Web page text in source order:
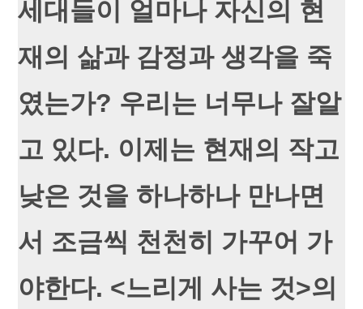
세대들이 얼마나 자신의 현
재의 삶과 감정과 생각을 죽
였는가? 우리는 너무나 잘알
고 있다. 이제는 현재의 작고
낮은 것을 하나하나 만나면
서 조금씩 천천히 가꾸어 가
야한다. <느리게 사는 것>의